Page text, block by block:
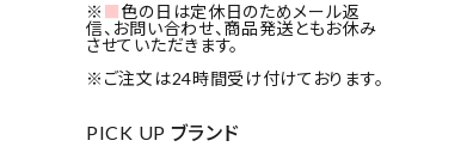
※ ■色の日は定休日のためメール返
信、お問い合わせ、商品発送ともお休み
させていただきます。
※ご注文は24時間受け付けております。
PICK UP ブランド